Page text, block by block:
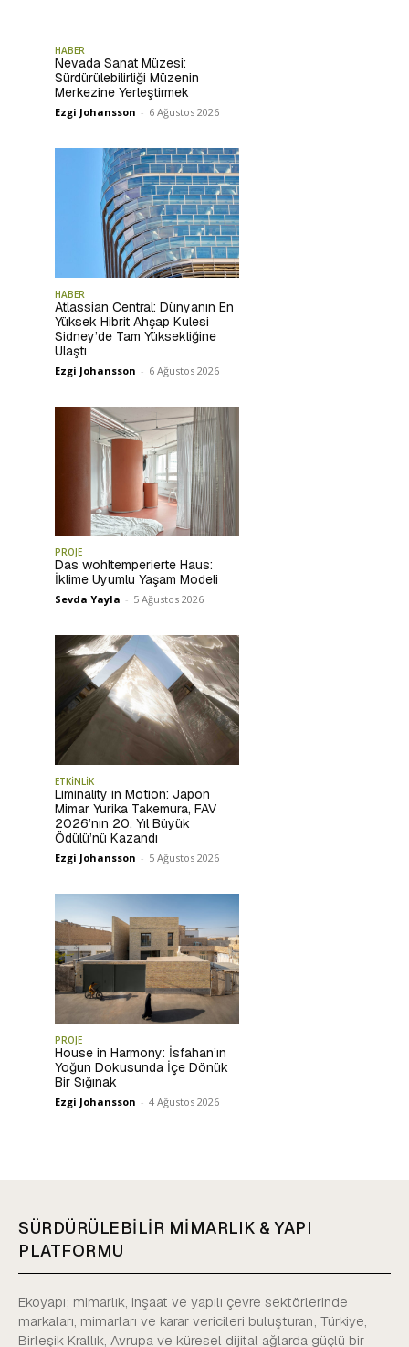
HABER
Nevada Sanat Müzesi:
Sürdürülebilirliği Müzenin
Merkezine Yerleştirmek
Ezgi Johansson - 6 Ağustos 2026
HABER
Atlassian Central: Dünyanın En
Yüksek Hibrit Ahşap Kulesi
Sidney’de Tam Yüksekliğine
Ulaştı
Ezgi Johansson - 6 Ağustos 2026
PROJE
Das wohltemperierte Haus:
İklime Uyumlu Yaşam Modeli
Sevda Yayla - 5 Ağustos 2026
ETKİNLİK
Liminality in Motion: Japon
Mimar Yurika Takemura, FAV
2026’nın 20. Yıl Büyük
Ödülü’nü Kazandı
Ezgi Johansson - 5 Ağustos 2026
PROJE
House in Harmony: İsfahan’ın
Yoğun Dokusunda İçe Dönük
Bir Sığınak
Ezgi Johansson - 4 Ağustos 2026
SÜRDÜRÜLEBİLİR MİMARLIK & YAPI
PLATFORMU
Ekoyapı; mimarlık, inşaat ve yapılı çevre sektörlerinde
markaları, mimarları ve karar vericileri buluşturan; Türkiye,
Birleşik Krallık, Avrupa ve küresel dijital ağlarda güçlü bir